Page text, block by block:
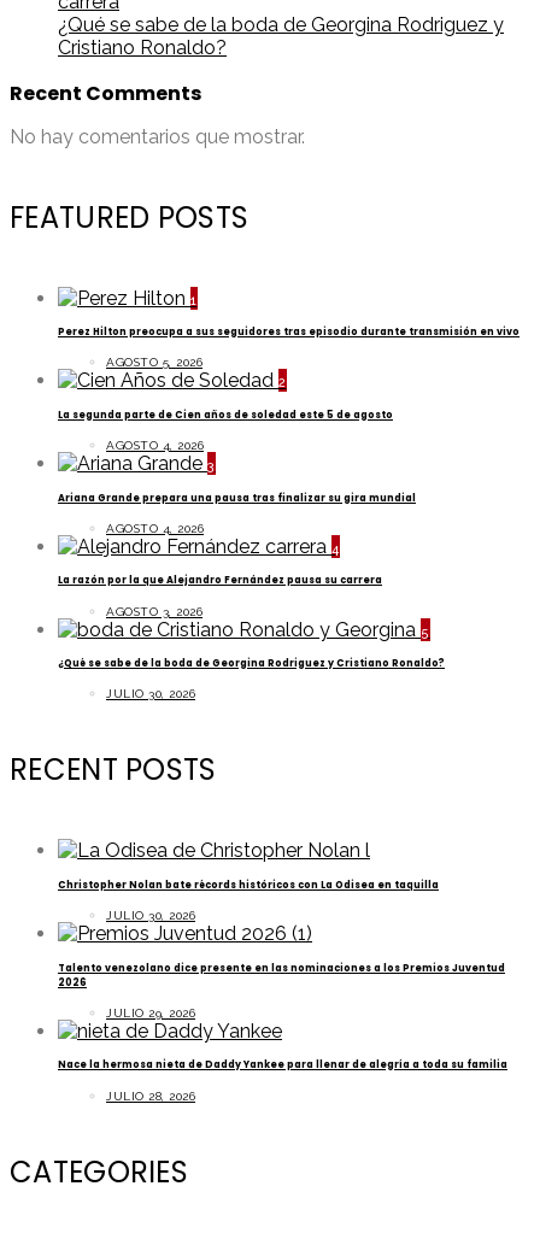
¿Qué se sabe de la boda de Georgina Rodriguez y
Cristiano Ronaldo?
Recent Comments
No hay comentarios que mostrar.
FEATURED POSTS
1
Perez Hilton preocupa a sus seguidores tras episodio durante transmisión en vivo
AGOSTO 5, 2026
2
La segunda parte de Cien años de soledad este 5 de agosto
AGOSTO 4, 2026
3
Ariana Grande prepara una pausa tras finalizar su gira mundial
AGOSTO 4, 2026
4
La razón por la que Alejandro Fernández pausa su carrera
AGOSTO 3, 2026
5
¿Qué se sabe de la boda de Georgina Rodriguez y Cristiano Ronaldo?
JULIO 30, 2026
RECENT POSTS
Christopher Nolan bate récords históricos con La Odisea en taquilla
JULIO 30, 2026
Talento venezolano dice presente en las nominaciones a los Premios Juventud
2026
JULIO 29, 2026
Nace la hermosa nieta de Daddy Yankee para llenar de alegría a toda su familia
JULIO 28, 2026
CATEGORIES